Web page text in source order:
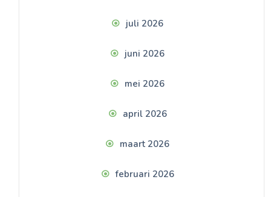
juli 2026
juni 2026
mei 2026
april 2026
maart 2026
februari 2026